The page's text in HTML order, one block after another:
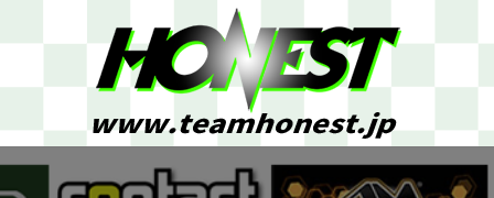
ス
キ
ッ
ン
に
移